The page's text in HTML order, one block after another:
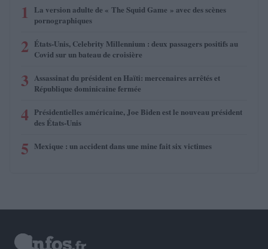
1
La version adulte de « The Squid Game » avec des scènes
pornographiques
2 États-Unis, Celebrity Millennium : deux passagers positifs au
Covid sur un bateau de croisière
3 Assassinat du président en Haïti: mercenaires arrêtés et
République dominicaine fermée
4 Présidentielles américaine, Joe Biden est le nouveau président
des États-Unis
5 Mexique : un accident dans une mine fait six victimes